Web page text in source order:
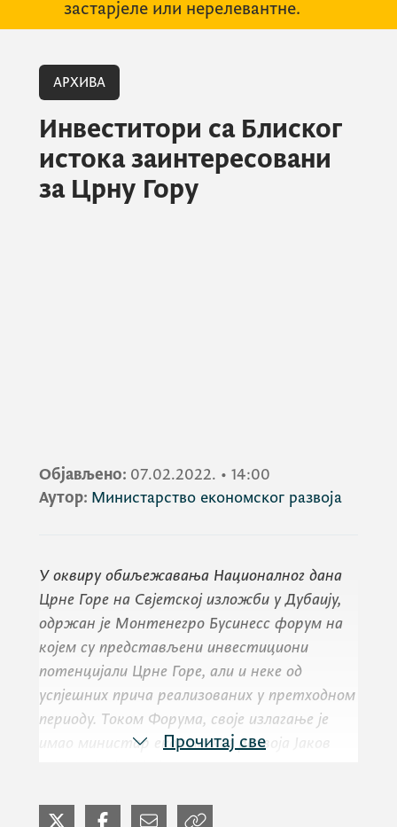
застарјеле или нерелевантне.
АРХИВА
Инвеститори са Блиског
истока заинтересовани
за Црну Гору
Објављено: 07.02.2022. • 14:00
Аутор: Министарство економског развоја
У оквиру обиљежавања Националног дана
Црне Горе на Свјетској изложби у Дубаију,
одржан је Монтенегро Бусинесс форум на
којем су представљени инвестициони
потенцијали Црне Горе, али и неке од
успјешних прича реализованих у претходном
периоду. Током Форума, своје излагање је
имао министар економског развоја Јаков
успоставила након само годину дана рада, а
Прочитај све